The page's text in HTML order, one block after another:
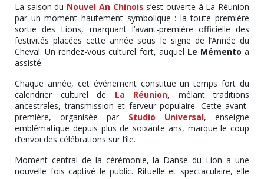
La saison du Nouvel An Chinois s’est ouverte à La Réunion
par un moment hautement symbolique : la toute première
sortie des Lions, marquant l’avant-première officielle des
festivités placées cette année sous le signe de l’Année du
Cheval. Un rendez-vous culturel fort, auquel Le Mémento a
assisté.
Chaque année, cet événement constitue un temps fort du
calendrier culturel de La Réunion, mêlant traditions
ancestrales, transmission et ferveur populaire. Cette avant-
première, organisée par Studio Universal, enseigne
emblématique depuis plus de soixante ans, marque le coup
d’envoi des célébrations sur l’île.
Moment central de la cérémonie, la Danse du Lion a une
nouvelle fois captivé le public. Rituelle et spectaculaire, elle